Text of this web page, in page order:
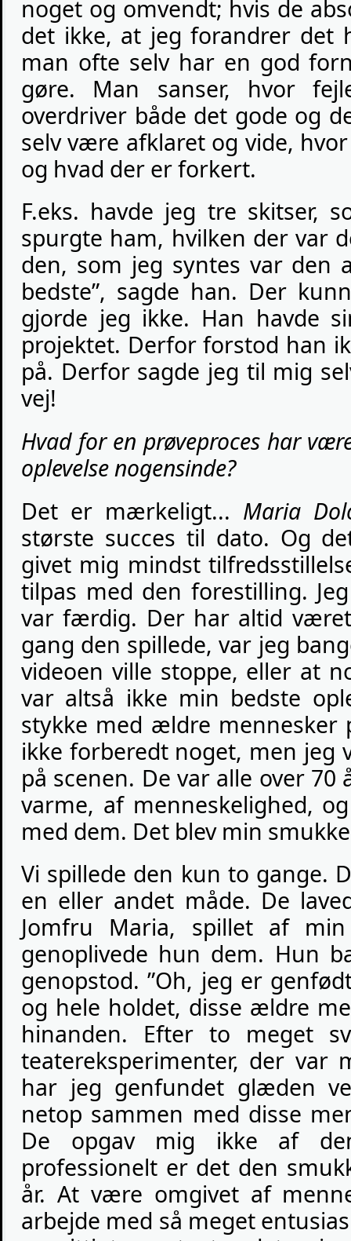
noget og omvendt; hvis de
det ikke, at jeg forandrer det
man ofte selv har en god
gøre. Man sanser, hvor
overdriver både det gode og
selv være afklaret og vide,
og hvad der er forkert.
F.eks. havde jeg tre skitser,
spurgte ham, hvilken der var
den, som jeg syntes var den
bedste”, sagde han. Der
gjorde jeg ikke. Han havde
projektet. Derfor forstod han
på. Derfor sagde jeg til mig
vej!
Hvad for en prøveproces har
oplevelse nogensinde?
Det er mærkeligt... Maria
største succes til dato. Og
givet mig mindst
tilpas med den forestilling.
var færdig. Der har altid
gang den spillede, var jeg
videoen ville stoppe, eller at
var altså ikke min bedste
stykke med ældre mennesker
ikke forberedt noget, men jeg
på scenen. De var alle over
varme, af menneskelighed,
med dem. Det blev min
Vi spillede den kun to gange.
en eller andet måde. De
Jomfru Maria, spillet af
genoplivede hun dem. Hun
genopstod. ”Oh, jeg er
og hele holdet, disse ældre
hinanden. Efter to meget
teatereksperimenter, der var
har jeg genfundet glæden
netop sammen med disse
De opgav mig ikke af
professionelt er det den
år. At være omgivet af
arbejde med så meget